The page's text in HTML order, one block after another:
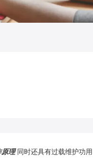
原理同时还具有过载维护功